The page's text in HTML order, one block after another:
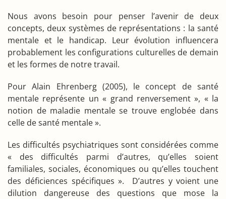
Nous avons besoin pour penser l’avenir de deux
concepts, deux systèmes de représentations : la santé
mentale et le handicap. Leur évolution influencera
probablement les configurations culturelles de demain
et les formes de notre travail.
Pour Alain Ehrenberg (2005), le concept de santé
mentale représente un « grand renversement », « la
notion de maladie mentale se trouve englobée dans
celle de santé mentale ».
Les difficultés psychiatriques sont considérées comme
« des difficultés parmi d’autres, qu’elles soient
familiales, sociales, économiques ou qu’elles touchent
des déficiences spécifiques ». D’autres y voient une
dilution dangereuse des questions que mose la